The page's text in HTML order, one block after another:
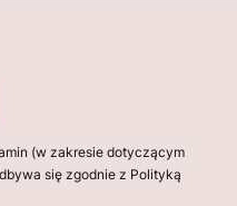
(w zakresie dotyczącym
się zgodnie z Polityką